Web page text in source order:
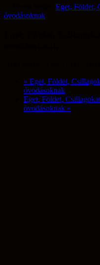
Eget, Földet,
óvodásoknak
« Eget, Földet,
óvodásoknak
Eget, Földet,
óvodásoknak »